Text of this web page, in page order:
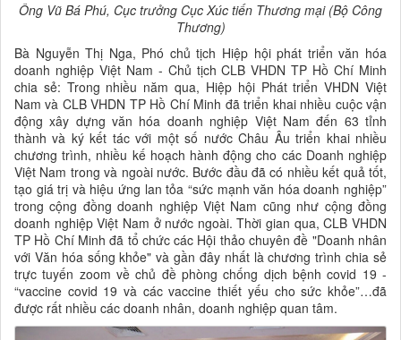
Ông Vũ Bá Phú, Cục trưởng Cục Xúc tiến Thương mại (Bộ Công
Thương)
Bà Nguyễn Thị Nga, Phó chủ tịch Hiệp hội phát triển văn hóa
doanh nghiệp Việt Nam - Chủ tịch CLB VHDN TP Hồ Chí Minh
chia sẻ: Trong nhiều năm qua, Hiệp hội Phát triển VHDN Việt
Nam và CLB VHDN TP Hồ Chí Minh đã triển khai nhiều cuộc vận
động xây dựng văn hóa doanh nghiệp Việt Nam đến 63 tỉnh
thành và ký kết tác với một số nước Châu Âu triển khai nhiều
chương trình, nhiều kế hoạch hành động cho các Doanh nghiệp
Việt Nam trong và ngoài nước. Bước đầu đã có nhiều kết quả tốt,
tạo giá trị và hiệu ứng lan tỏa “sức mạnh văn hóa doanh nghiệp”
trong cộng đồng doanh nghiệp Việt Nam cũng như cộng đồng
doanh nghiệp Việt Nam ở nước ngoài. Thời gian qua, CLB VHDN
TP Hồ Chí Minh đã tổ chức các Hội thảo chuyên đề "Doanh nhân
với Văn hóa sống khỏe" và gần đây nhất là chương trình chia sẻ
trực tuyến zoom về chủ đề phòng chống dịch bệnh covid 19 -
“vaccine covid 19 và các vaccine thiết yếu cho sức khỏe”…đã
được rất nhiều các doanh nhân, doanh nghiệp quan tâm.